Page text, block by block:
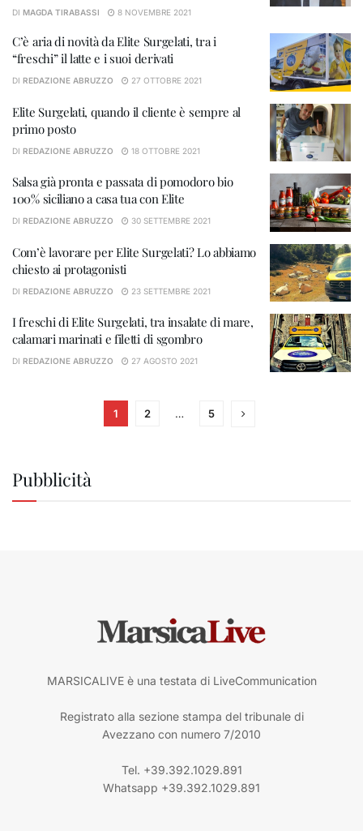
DI MAGDA TIRABASSI 8 NOVEMBRE 2021
C’è aria di novità da Elite Surgelati, tra i
“freschi” il latte e i suoi derivati
DI REDAZIONE ABRUZZO 27 OTTOBRE 2021
Elite Surgelati, quando il cliente è sempre al
primo posto
DI REDAZIONE ABRUZZO 18 OTTOBRE 2021
Salsa già pronta e passata di pomodoro bio
100% siciliano a casa tua con Elite
DI REDAZIONE ABRUZZO 30 SETTEMBRE 2021
Com’è lavorare per Elite Surgelati? Lo abbiamo
chiesto ai protagonisti
DI REDAZIONE ABRUZZO 23 SETTEMBRE 2021
I freschi di Elite Surgelati, tra insalate di mare,
calamari marinati e filetti di sgombro
DI REDAZIONE ABRUZZO 27 AGOSTO 2021
1 2 … 5
Pubblicità
MARSICALIVE è una testata di LiveCommunication
Registrato alla sezione stampa del tribunale di
Avezzano con numero 7/2010
Tel. +39.392.1029.891
Whatsapp +39.392.1029.891